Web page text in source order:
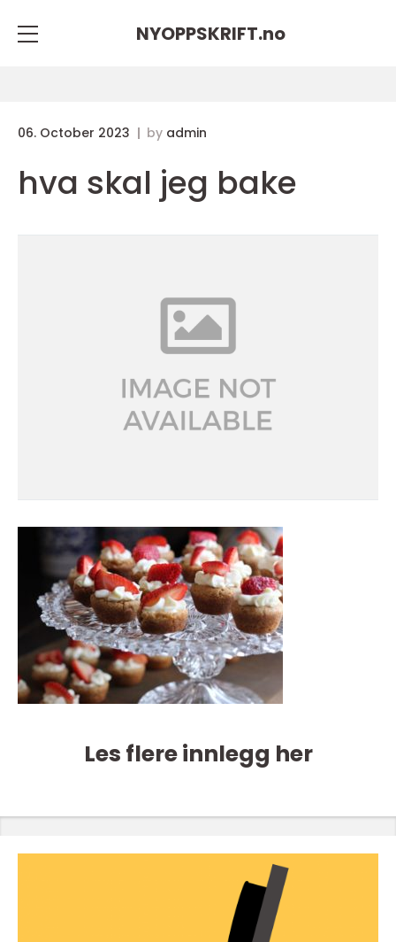
NYOPPSKRIFT.no
06. October 2023 by admin
hva skal jeg bake
Les flere innlegg her